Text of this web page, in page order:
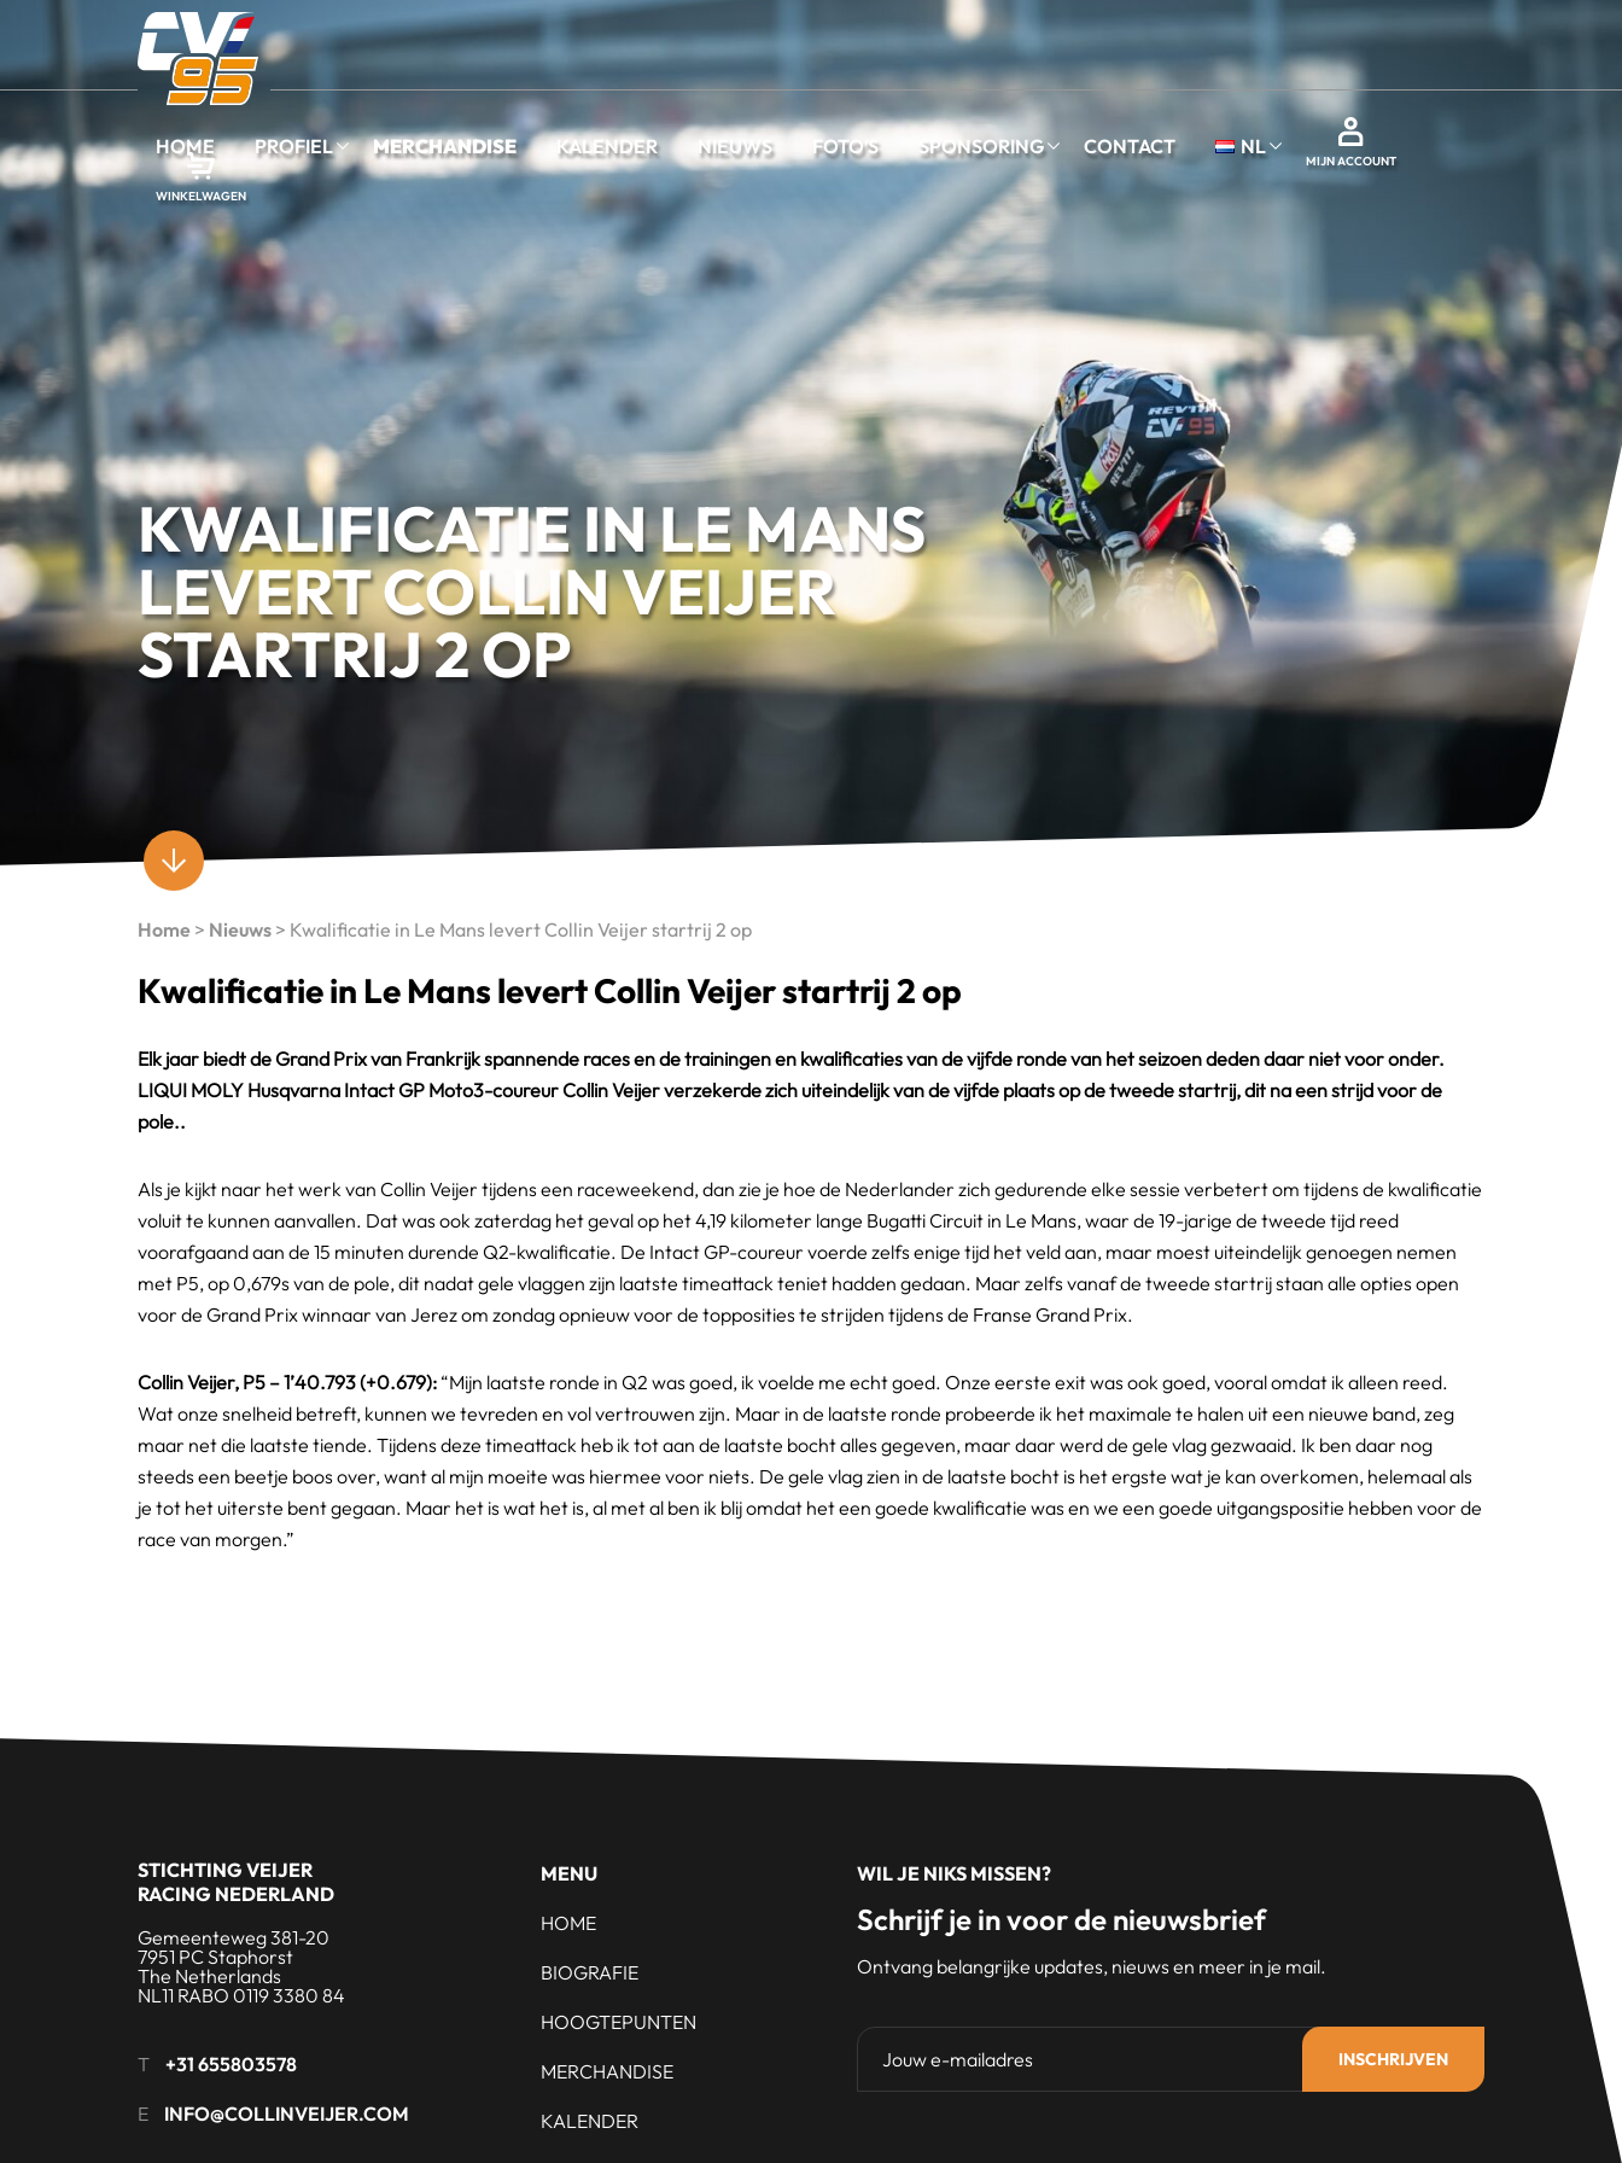
HOME PROFIEL MERCHANDISE KALENDER NIEUWS FOTO’S SPONSORING CONTACT NL
MIJN ACCOUNT
WINKELWAGEN
KWALIFICATIE IN LE MANS
LEVERT COLLIN VEIJER
STARTRIJ 2 OP
Home > Nieuws > Kwalificatie in Le Mans levert Collin Veijer startrij 2 op
Kwalificatie in Le Mans levert Collin Veijer startrij 2 op
Elk jaar biedt de Grand Prix van Frankrijk spannende races en de trainingen en kwalificaties van de vijfde ronde van het seizoen deden daar niet voor onder.
LIQUI MOLY Husqvarna Intact GP Moto3-coureur Collin Veijer verzekerde zich uiteindelijk van de vijfde plaats op de tweede startrij, dit na een strijd voor de
pole..
Als je kijkt naar het werk van Collin Veijer tijdens een raceweekend, dan zie je hoe de Nederlander zich gedurende elke sessie verbetert om tijdens de kwalificatie
voluit te kunnen aanvallen. Dat was ook zaterdag het geval op het 4,19 kilometer lange Bugatti Circuit in Le Mans, waar de 19-jarige de tweede tijd reed
voorafgaand aan de 15 minuten durende Q2-kwalificatie. De Intact GP-coureur voerde zelfs enige tijd het veld aan, maar moest uiteindelijk genoegen nemen
met P5, op 0,679s van de pole, dit nadat gele vlaggen zijn laatste timeattack teniet hadden gedaan. Maar zelfs vanaf de tweede startrij staan alle opties open
voor de Grand Prix winnaar van Jerez om zondag opnieuw voor de topposities te strijden tijdens de Franse Grand Prix.
Collin Veijer, P5 – 1’40.793 (+0.679): “Mijn laatste ronde in Q2 was goed, ik voelde me echt goed. Onze eerste exit was ook goed, vooral omdat ik alleen reed.
Wat onze snelheid betreft, kunnen we tevreden en vol vertrouwen zijn. Maar in de laatste ronde probeerde ik het maximale te halen uit een nieuwe band, zeg
maar net die laatste tiende. Tijdens deze timeattack heb ik tot aan de laatste bocht alles gegeven, maar daar werd de gele vlag gezwaaid. Ik ben daar nog
steeds een beetje boos over, want al mijn moeite was hiermee voor niets. De gele vlag zien in de laatste bocht is het ergste wat je kan overkomen, helemaal als
je tot het uiterste bent gegaan. Maar het is wat het is, al met al ben ik blij omdat het een goede kwalificatie was en we een goede uitgangspositie hebben voor de
race van morgen.”
STICHTING VEIJER
RACING NEDERLAND
Gemeenteweg 381-20
7951 PC Staphorst
The Netherlands
NL11 RABO 0119 3380 84
T +31 655803578
E INFO@COLLINVEIJER.COM
MENU
HOME
BIOGRAFIE
HOOGTEPUNTEN
MERCHANDISE
KALENDER
WIL JE NIKS MISSEN?
Schrijf je in voor de nieuwsbrief
Ontvang belangrijke updates, nieuws en meer in je mail.